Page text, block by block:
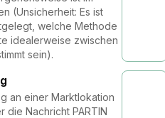
(Unsicherheit: Es ist
welche Methode
idealerweise zwischen
sein).
an einer Marktlokation
die Nachricht PARTIN